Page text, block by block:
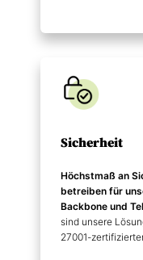
Sicherheit
Höchstmaß an
betreiben für
Backbone und
sind unsere
27001-